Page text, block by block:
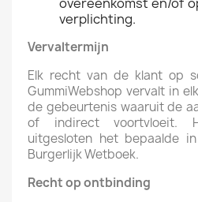
verplichting.
Vervaltermijn
Elk recht van de klant op
GummiWebshop vervalt in
de gebeurtenis waaruit de
of indirect voortvloeit.
uitgesloten het bepaalde
Burgerlijk Wetboek.
Recht op ontbinding